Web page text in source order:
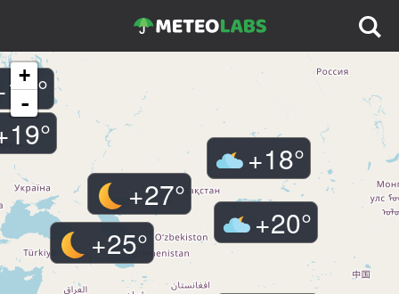
+20°
+27°
+18°
19°
+25°
17°
+
-